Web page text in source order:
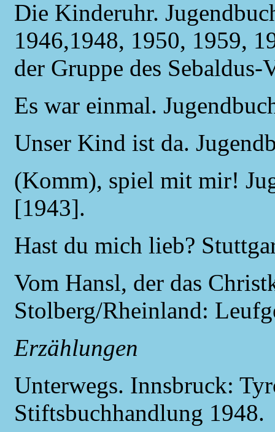
Die Kinderuhr.
1946,1948, 1950, 1959,
der Gruppe des Sebaldus-
Es war einmal.
Unser Kind ist da.
(Komm), spiel mit mir!
[1943].
Hast du mich lieb?
Vom Hansl, der das
Stolberg/Rheinland:
Erzählungen
Unterwegs. Innsbruck:
Stiftsbuchhandlung 1948.